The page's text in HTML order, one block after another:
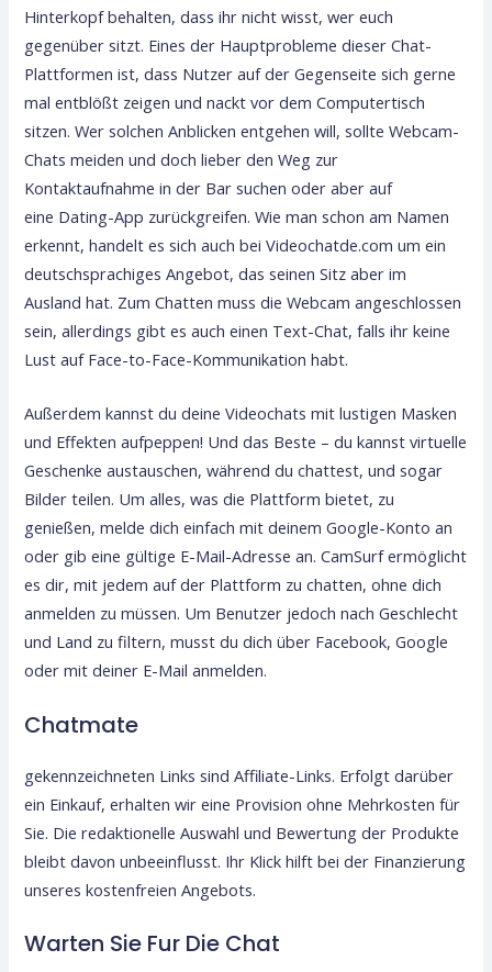
Hinterkopf behalten, dass ihr nicht wisst, wer euch
gegenüber sitzt. Eines der Hauptprobleme dieser Chat-
Plattformen ist, dass Nutzer auf der Gegenseite sich gerne
mal entblößt zeigen und nackt vor dem Computertisch
sitzen. Wer solchen Anblicken entgehen will, sollte Webcam-
Chats meiden und doch lieber den Weg zur
Kontaktaufnahme in der Bar suchen oder aber auf
eine Dating-App zurückgreifen. Wie man schon am Namen
erkennt, handelt es sich auch bei Videochatde.com um ein
deutschsprachiges Angebot, das seinen Sitz aber im
Ausland hat. Zum Chatten muss die Webcam angeschlossen
sein, allerdings gibt es auch einen Text-Chat, falls ihr keine
Lust auf Face-to-Face-Kommunikation habt.
Außerdem kannst du deine Videochats mit lustigen Masken
und Effekten aufpeppen! Und das Beste – du kannst virtuelle
Geschenke austauschen, während du chattest, und sogar
Bilder teilen. Um alles, was die Plattform bietet, zu
genießen, melde dich einfach mit deinem Google-Konto an
oder gib eine gültige E-Mail-Adresse an. CamSurf ermöglicht
es dir, mit jedem auf der Plattform zu chatten, ohne dich
anmelden zu müssen. Um Benutzer jedoch nach Geschlecht
und Land zu filtern, musst du dich über Facebook, Google
oder mit deiner E-Mail anmelden.
Chatmate
gekennzeichneten Links sind Affiliate-Links. Erfolgt darüber
ein Einkauf, erhalten wir eine Provision ohne Mehrkosten für
Sie. Die redaktionelle Auswahl und Bewertung der Produkte
bleibt davon unbeeinflusst. Ihr Klick hilft bei der Finanzierung
unseres kostenfreien Angebots.
Warten Sie Fur Die Chat